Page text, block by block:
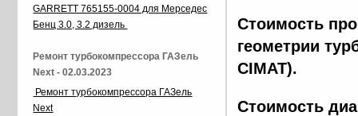
Стоимость
геометрии
CIMAT).
Стоимость
GARRETT 765155-0004 для Мерседес
Бенц 3.0, 3.2 дизель
Ремонт турбокомпрессора ГАЗель
Next - 02.03.2023
Ремонт турбокомпрессора ГАЗель
Next